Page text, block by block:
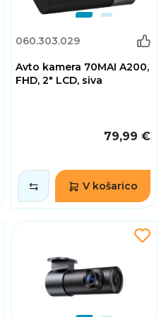
060.303.029
Avto kamera 70MAI A200,
FHD, 2" LCD, siva
79,99 €
V košarico